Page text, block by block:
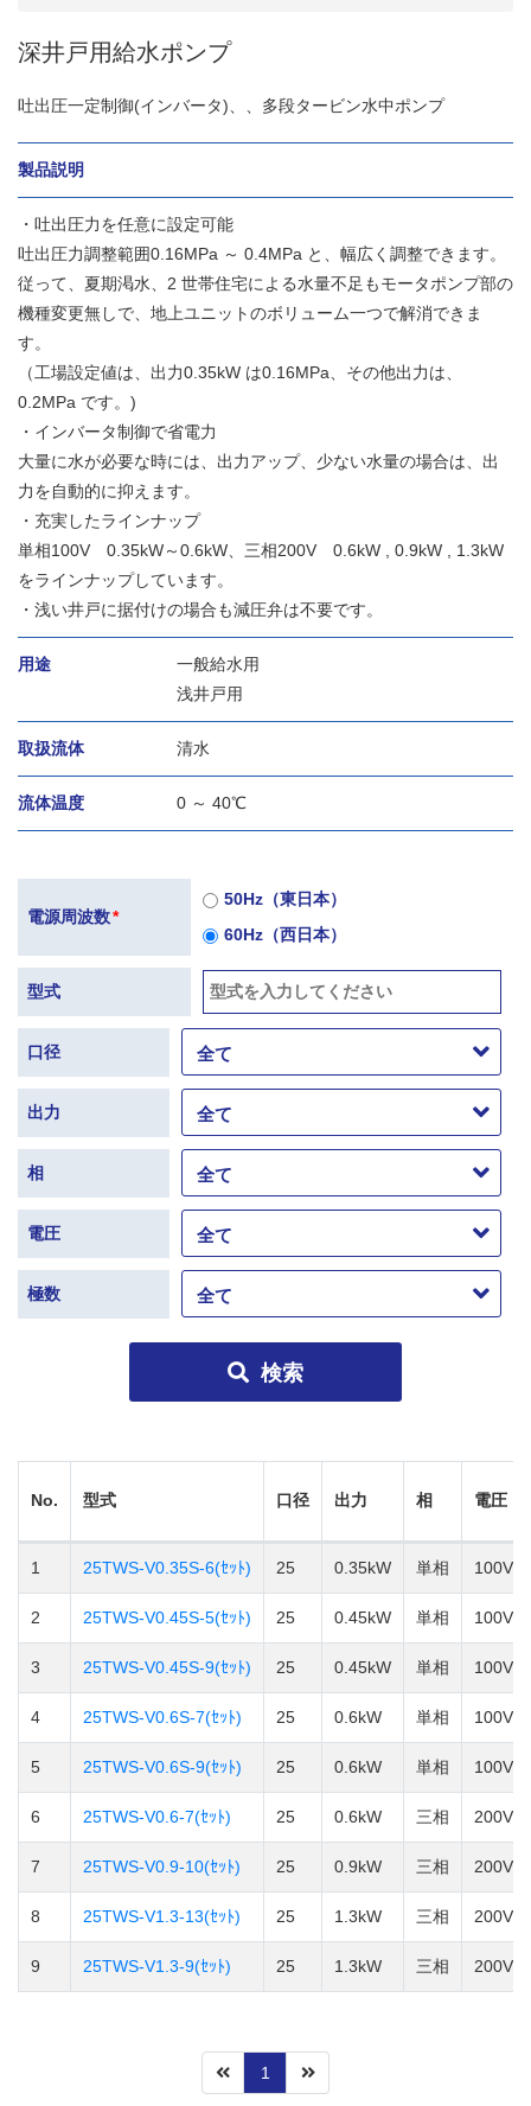
深井戸用給水ポンプ
吐出圧一定制御(インバータ)、、多段タービン水中ポンプ
製品説明
・吐出圧力を任意に設定可能
吐出圧力調整範囲0.16MPa ～ 0.4MPa と、幅広く調整できます。
従って、夏期渇水、2 世帯住宅による水量不足もモータポンプ部の
機種変更無しで、地上ユニットのボリューム一つで解消できま
す。
（工場設定値は、出力0.35kW は0.16MPa、その他出力は、
0.2MPa です。)
・インバータ制御で省電力
大量に水が必要な時には、出力アップ、少ない水量の場合は、出
力を自動的に抑えます。
・充実したラインナップ
単相100V 0.35kW～0.6kW、三相200V 0.6kW , 0.9kW , 1.3kW
をラインナップしています。
・浅い井戸に据付けの場合も減圧弁は不要です。
用途
一般給水用
浅井戸用
取扱流体 清水
流体温度 0 ～ 40℃
電源周波数*
50Hz（東日本）
60Hz（西日本）
型式
口径
出力
相
電圧
極数
検索
No. 型式 口径 出力 相 電圧
1 25TWS-V0.35S-6(ｾｯﾄ) 25 0.35kW 単相 100V
2 25TWS-V0.45S-5(ｾｯﾄ) 25 0.45kW 単相 100V
3 25TWS-V0.45S-9(ｾｯﾄ) 25 0.45kW 単相 100V
4 25TWS-V0.6S-7(ｾｯﾄ) 25 0.6kW 単相 100V
5 25TWS-V0.6S-9(ｾｯﾄ) 25 0.6kW 単相 100V
6 25TWS-V0.6-7(ｾｯﾄ) 25 0.6kW 三相 200V
7 25TWS-V0.9-10(ｾｯﾄ) 25 0.9kW 三相 200V
8 25TWS-V1.3-13(ｾｯﾄ) 25 1.3kW 三相 200V
9 25TWS-V1.3-9(ｾｯﾄ) 25 1.3kW 三相 200V
1